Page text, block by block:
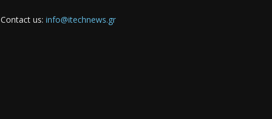
Contact us: info@itechnews.gr